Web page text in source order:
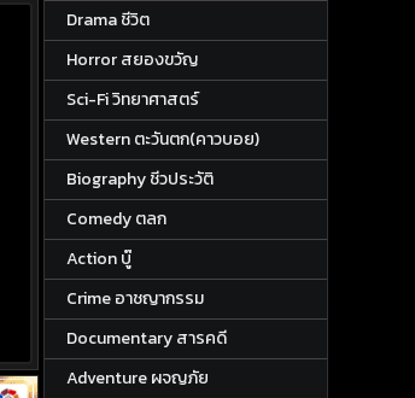
Drama ชีวิต
Horror สยองขวัญ
Sci-Fi วิทยาศาสตร์
Western ตะวันตก(คาวบอย)
Biography ชีวประวัติ
Comedy ตลก
Action บู๊
Crime อาชญากรรม
Documentary สารคดี
Adventure ผจญภัย